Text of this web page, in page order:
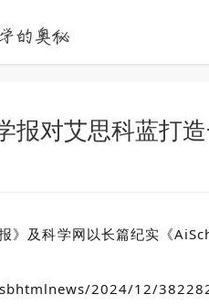
报对艾思科蓝打
》及科学网以长篇纪实《
2024/12/